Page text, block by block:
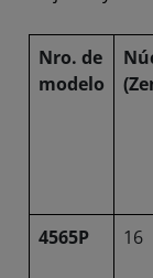
Nro. de
modelo
4565P 16